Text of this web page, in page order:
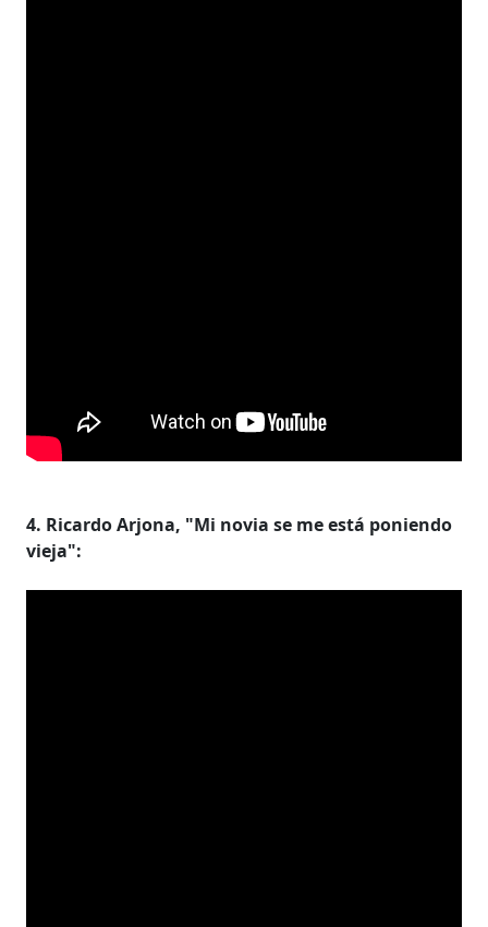
4. Ricardo Arjona, "Mi novia se me está poniendo
vieja":